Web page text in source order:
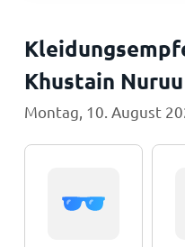
Khustain
Montag, 10. August